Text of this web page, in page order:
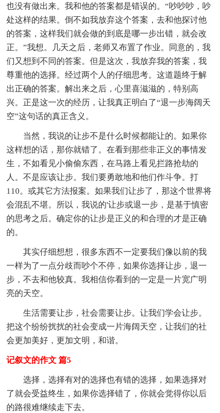
也没有做出来。我和他的答案都是错误的。“吵吵吵，吵
处这样的结果。倒不如我放弃这个答案，去和他探讨他
的答案，这样我们就会做的到底是哪一步出错，就会改
正。”我想。几天之后，老师又布置了作业。同意的，我
们又想到不同的答案。但是这次，我放弃我的答案，我
尊重他的选择。经过两个人的仔细思考。这道题终于解
出正确的答案。解出来之后，心里喜滋滋的，特别高
兴。正是这一次的经历，让我真正明白了“退一步海阔天
空”这句话的真正含义。
当然，我说的让步不是什么时候都能让的。如果你
这样想的话，那你就错了。在看到那些非正义的事情发
生，不如看见小偷偷东西，在马路上看见拦路抢劫的
人。不是应该让步。我们要勇敢地和他们作斗争。打
110。或其它方法报案。如果我们让步了，那这个世界将
会混乱不堪。所以，我说的'让步或退一步，是基于慎密
的思考之后。确定你的让步是正义的和合理的才是正确
的。
其实仔细想想，很多东西不一定要我们像以前的我
一样为了一点分歧而吵个不停，如果你选择让步，退一
步，不去和他较真。我相信你看到的一定是一片宽广明
亮的天空。
生活需要让步，社会需要让步。让我们学会让步。
把这个纷纷扰扰的社会变成一片海阔天空，让我们的社
会更加美好，更加文明，和谐。
记叙文的作文 篇5
选择，选择有对的选择也有错的选择，如果选择对
了就会受益终生，如果你选择错了，你就会觉得你以后
的路很难继续走下去。